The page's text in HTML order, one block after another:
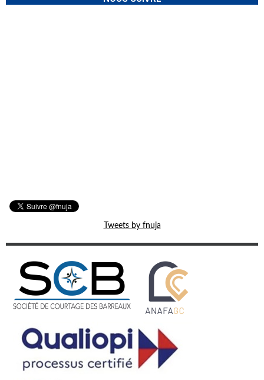
Tweets by fnuja